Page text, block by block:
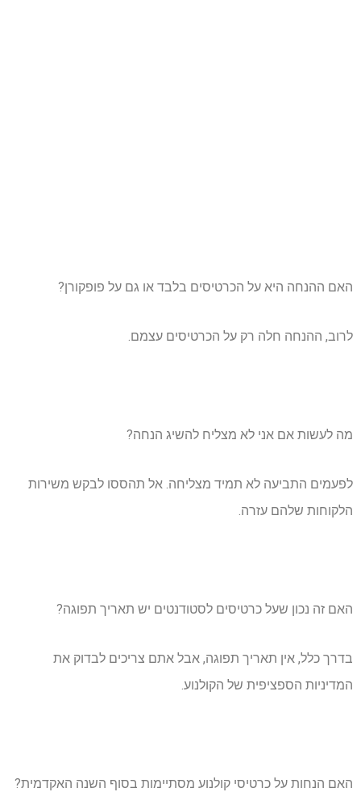
האם ההנחה היא על הכרטיסים בלבד או גם על פופקורן?
לרוב, ההנחה חלה רק על הכרטיסים עצמם.
מה לעשות אם אני לא מצליח להשיג הנחה?
לפעמים התביעה לא תמיד מצליחה. אל תהססו לבקש משירות
הלקוחות שלהם עזרה.
האם זה נכון שעל כרטיסים לסטודנטים יש תאריך תפוגה?
בדרך כלל, אין תאריך תפוגה, אבל אתם צריכים לבדוק את
המדיניות הספציפית של הקולנוע.
האם הנחות על כרטיסי קולנוע מסתיימות בסוף השנה האקדמית?